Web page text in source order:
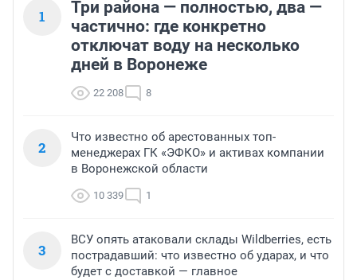
1
Три района — полностью, два —
частично: где конкретно
отключат воду на несколько
дней в Воронеже
22 208 8
2
Что известно об арестованных топ-
менеджерах ГК «ЭФКО» и активах компании
в Воронежской области
10 339 1
3
ВСУ опять атаковали склады Wildberries, есть
пострадавший: что известно об ударах, и что
будет с доставкой — главное